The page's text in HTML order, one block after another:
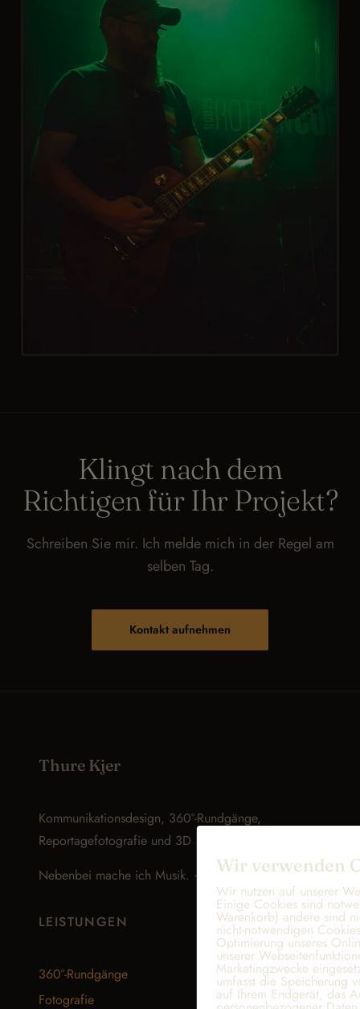
Klingt nach dem
Richtigen für Ihr Projekt?
Schreiben Sie mir. Ich melde mich in der Regel am
selben Tag.
Kontakt aufnehmen
Thure Kjer
Kommunikationsdesign, 360°-Rundgänge,
Reportagefotografie und 3D · Lübeck
Nebenbei mache ich Musik. → reinhören
LEISTUNGEN
360°-Rundgänge
Fotografie
Wir verwenden
Wir nutzen auf unserer
Einige Cookies sind
Warenkorb) andere sind
nicht-notwendigen
Optimierung unseres
unserer
Marketingzwecke
umfasst die Speicherung
auf Ihrem Endgerät, das